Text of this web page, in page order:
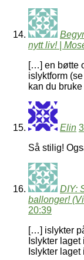
nytt liv! |
[…] en bøtte
islyktform
kan du
Elin
Så stilig!
DIY:
ballonger!
20:39
[…] islykter
Islykter
Islykter